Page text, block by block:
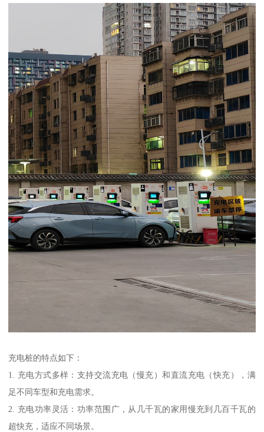
充电桩的特点如下：
1. 充电方式多样：支持交流充电（慢充）和直流充电（快充），满
足不同车型和充电需求。
2. 充电功率灵活：功率范围广，从几千瓦的家用慢充到几百千瓦的
超快充，适应不同场景。